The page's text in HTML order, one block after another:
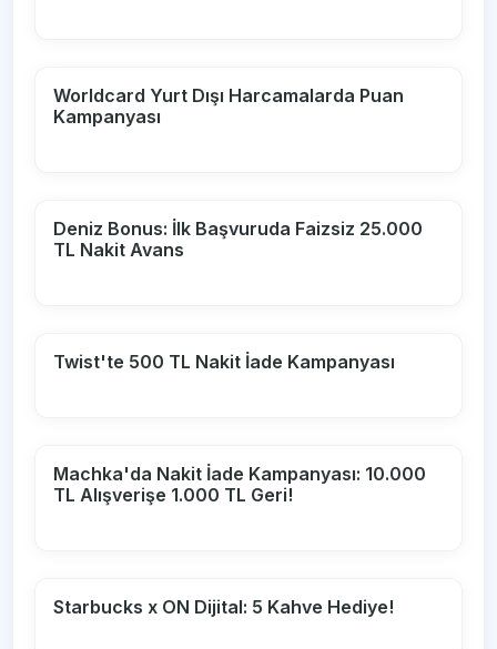
Worldcard Yurt Dışı Harcamalarda Puan
Kampanyası
Deniz Bonus: İlk Başvuruda Faizsiz 25.000
TL Nakit Avans
Twist'te 500 TL Nakit İade Kampanyası
Machka'da Nakit İade Kampanyası: 10.000
TL Alışverişe 1.000 TL Geri!
Starbucks x ON Dijital: 5 Kahve Hediye!